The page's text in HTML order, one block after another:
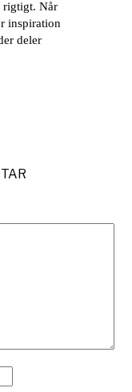
rigtigt. Når
inspiration
deler